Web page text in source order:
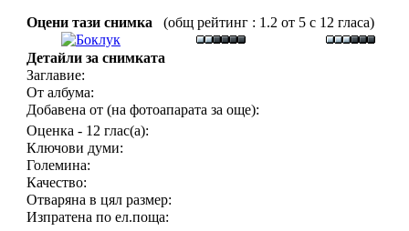
Оцени тази снимка (общ рейтинг : 1.2 от 5 с 12 гласа)
Детайли за снимката
Заглавие:
От албума:
Добавена от (на фотоапарата за още):
Оценка - 12 глас(а):
Ключови думи:
Големина:
Качество:
Отваряна в цял размер:
Изпратена по ел.поща: